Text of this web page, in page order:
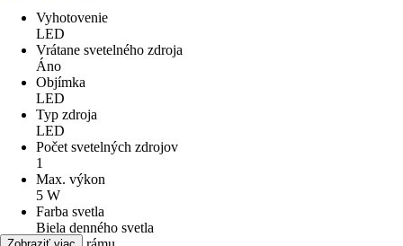
Vyhotovenie
LED
Vrátane svetelného zdroja
Áno
Objímka
LED
Typ zdroja
LED
Počet svetelných zdrojov
1
Max. výkon
5 W
Farba svetla
Biela denného svetla